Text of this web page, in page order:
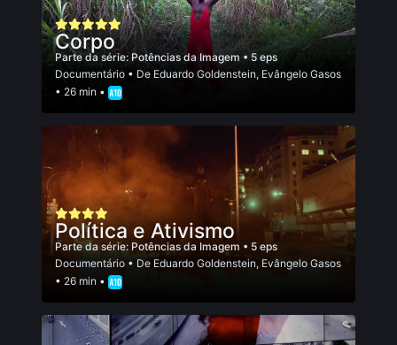
Corpo
Parte da série:Potências da Imagem • 5 eps
Documentário • De Eduardo Goldenstein, Evângelo Gasos
• 26 min •
Política e Ativismo
Parte da série: Potências da Imagem • 5 eps
Documentário • De Eduardo Goldenstein, Evângelo Gasos
• 26 min •